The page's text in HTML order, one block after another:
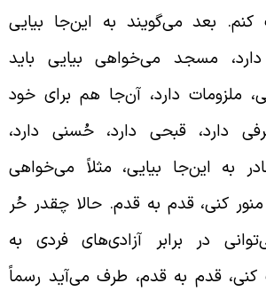
بعد می‌گویند به این‌جا بیایی
مسجد می‌خواهی بیایی باید
ملزومات دارد، آن‌جا هم برای خود
دارد، قبحی دارد،‌ حُسنی دارد،
به این‌جا بیایی، مثلاً می‌خواهی
کنی، قدم به قدم. حالا چقدر حُر
در برابر آزادی‌های فردی به
قدم به قدم، طرف می‌آید رسماً